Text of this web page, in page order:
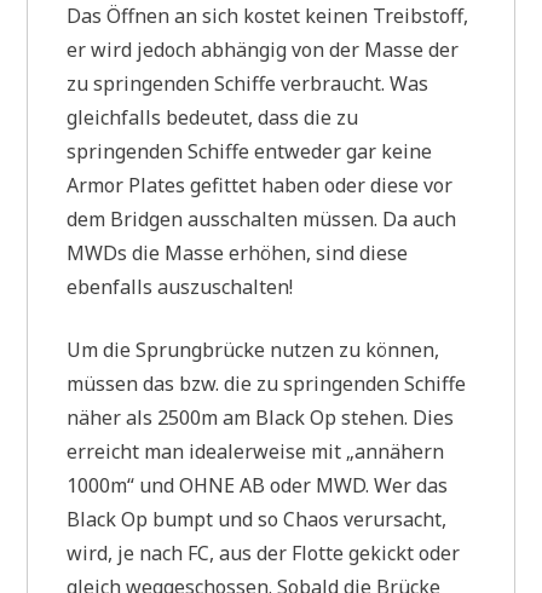
Das Öffnen an sich kostet keinen Treibstoff,
er wird jedoch abhängig von der Masse der
zu springenden Schiffe verbraucht. Was
gleichfalls bedeutet, dass die zu
springenden Schiffe entweder gar keine
Armor Plates gefittet haben oder diese vor
dem Bridgen ausschalten müssen. Da auch
MWDs die Masse erhöhen, sind diese
ebenfalls auszuschalten!
Um die Sprungbrücke nutzen zu können,
müssen das bzw. die zu springenden Schiffe
näher als 2500m am Black Op stehen. Dies
erreicht man idealerweise mit „annähern
1000m“ und OHNE AB oder MWD. Wer das
Black Op bumpt und so Chaos verursacht,
wird, je nach FC, aus der Flotte gekickt oder
gleich weggeschossen. Sobald die Brücke